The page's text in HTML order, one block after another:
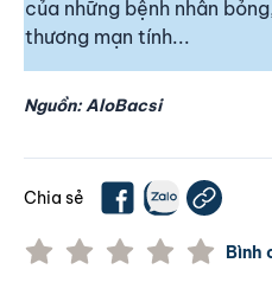
của những bệnh nhân
thương mạn tính...
Nguồn:AloBacsi
Chia sẻ
Bình